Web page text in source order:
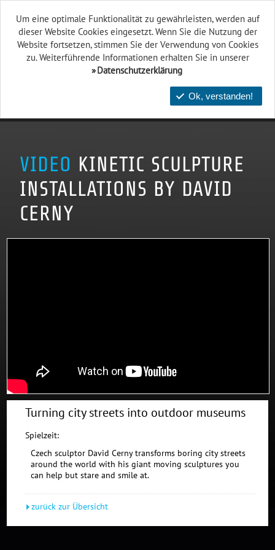
VIDEO KINETIC SCULPTURE
INSTALLATIONS BY DAVID
CERNY
Turning city streets into outdoor museums
Spielzeit:
Czech sculptor David Cerny transforms boring city streets
around the world with his giant moving sculptures you
can help but stare and smile at.
zurück zur Übersicht
Um eine optimale Funktionalität zu gewährleisten, werden auf
dieser Website Cookies eingesetzt. Wenn Sie die Nutzung der
Website fort­setzen, stimmen Sie der Verwendung von Cookies
zu. Weiterführende Informationen erhalten Sie in unserer
Datenschutzerklärung
Ok, verstanden!